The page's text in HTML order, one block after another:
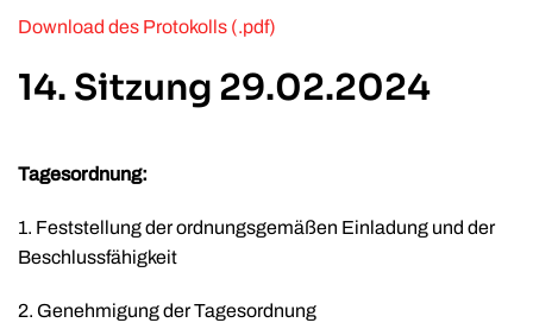
Download des Protokolls (.pdf)
14. Sitzung 29.02.2024
Tagesordnung:
1. Feststellung der ordnungsgemäßen Einladung und der
Beschlussfähigkeit
2. Genehmigung der Tagesordnung